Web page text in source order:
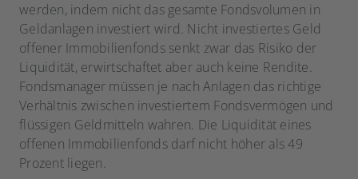
werden, indem nicht das gesamte Fondsvolumen in
Geldanlagen investiert wird. Nicht investiertes Geld
offener Immobilienfonds senkt zwar das Risiko der
Liquidität, erwirtschaftet aber auch keine Rendite.
Fondsmanager müssen je nach Anlagen das richtige
Verhältnis zwischen investiertem Fondsvermögen und
flüssigen Geldmitteln wahren. Die Liquidität eines
offenen Immobilienfonds darf nicht höher als 49
Prozent liegen.